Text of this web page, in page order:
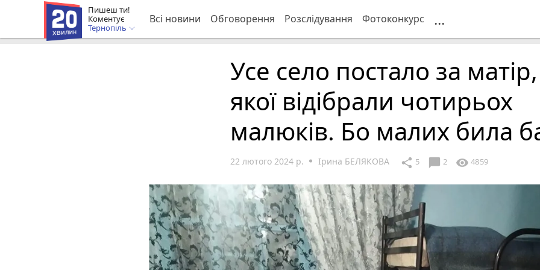
Пишеш ти!
Коментує
Тернопіль
Всі новини Обговорення Розслідування Фотоконкурс ...
Усе село постало за
якої відібрали чотирьох
малюків. Бо малих била
22 лютого 2024 р. Ірина БЕЛЯКОВА share 5 chat_bubble 2 visibility 4859